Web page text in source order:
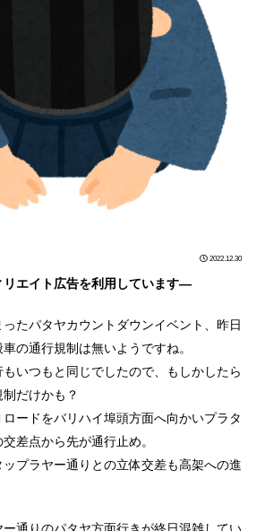
2022.12.30
エイト広告を利用しています―
たパタヤカウントダウンイベント、昨日
の通行規制は無いようですね。
いつもと同じでしたので、もしかしたら
だけかも？
ードをバリハイ埠頭方面へ向かいプラタ
差点から先が通行止め。
プラヤー通りとの立体交差も高架への進